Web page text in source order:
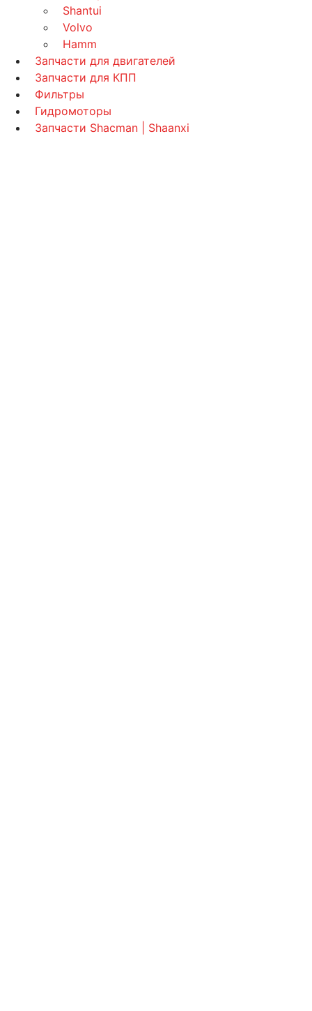
Shantui
Volvo
Hamm
Запчасти для двигателей
Запчасти для КПП
Фильтры
Гидромоторы
Запчасти Shacman | Shaanxi